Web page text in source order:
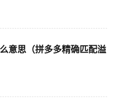
意思（拼多多精确匹配溢